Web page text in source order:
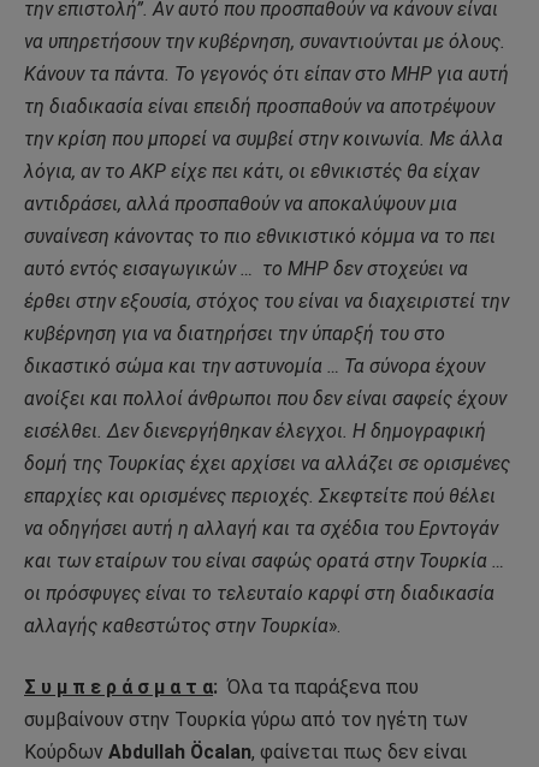
την επιστολή”. Αν αυτό που προσπαθούν να κάνουν είναι
να υπηρετήσουν την κυβέρνηση, συναντιούνται με όλους.
Κάνουν τα πάντα. Το γεγονός ότι είπαν στο MHP για αυτή
τη διαδικασία είναι επειδή προσπαθούν να αποτρέψουν
την κρίση που μπορεί να συμβεί στην κοινωνία. Με άλλα
λόγια, αν το ΑΚΡ είχε πει κάτι, οι εθνικιστές θα είχαν
αντιδράσει, αλλά προσπαθούν να αποκαλύψουν μια
συναίνεση κάνοντας το πιο εθνικιστικό κόμμα να το πει
αυτό εντός εισαγωγικών … το MHP δεν στοχεύει να
έρθει στην εξουσία, στόχος του είναι να διαχειριστεί την
κυβέρνηση για να διατηρήσει την ύπαρξή του στο
δικαστικό σώμα και την αστυνομία … Τα σύνορα έχουν
ανοίξει και πολλοί άνθρωποι που δεν είναι σαφείς έχουν
εισέλθει. Δεν διενεργήθηκαν έλεγχοι. Η δημογραφική
δομή της Τουρκίας έχει αρχίσει να αλλάζει σε ορισμένες
επαρχίες και ορισμένες περιοχές. Σκεφτείτε πού θέλει
να οδηγήσει αυτή η αλλαγή και τα σχέδια του Ερντογάν
και των εταίρων του είναι σαφώς ορατά στην Τουρκία …
οι πρόσφυγες είναι το τελευταίο καρφί στη διαδικασία
αλλαγής καθεστώτος στην Τουρκία».
Σ υ μ π ε ρ ά σ μ α τ α:Όλα τα παράξενα που
συμβαίνουν στην Τουρκία γύρω από τον ηγέτη των
Κούρδων Abdullah Öcalan, φαίνεται πως δεν είναι